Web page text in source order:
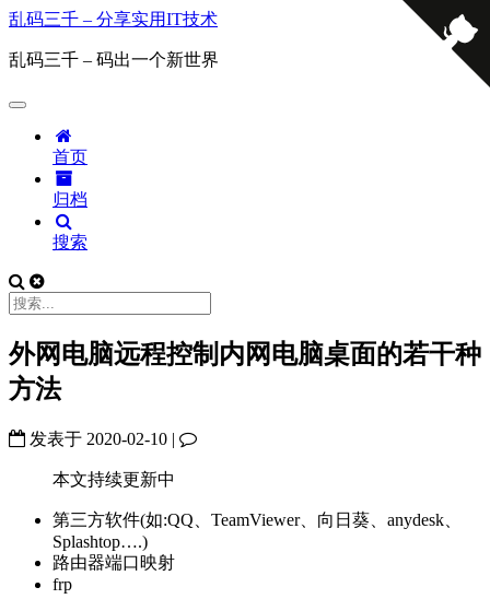
乱码三千 – 分享实用IT技术
乱码三千 – 码出一个新世界
首页
归档
搜索
外网电脑远程控制内网电脑桌面的若干种
方法
发表于 2020-02-10 |
本文持续更新中
第三方软件(如:QQ、TeamViewer、向日葵、anydesk、
Splashtop….)
路由器端口映射
frp